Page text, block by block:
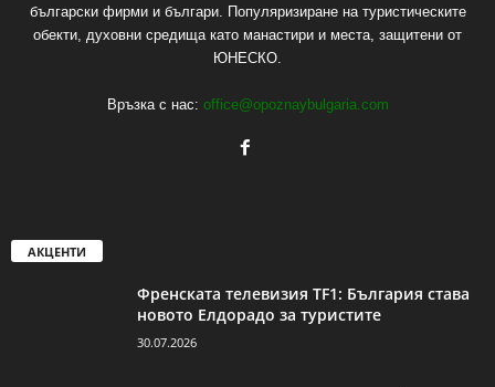
български фирми и българи. Популяризиране на туристическите
обекти, духовни средища като манастири и места, защитени от
ЮНЕСКО.
Връзка с нас: office@opoznaybulgaria.com
АКЦЕНТИ
Френската телевизия TF1: България става
новото Елдорадо за туристите
30.07.2026